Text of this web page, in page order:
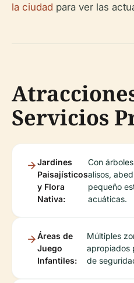
la ciudad para ver las
Servicios
Jardines
Paisajísticos
y Flora
Nativa:
Con
alisos,
pequeño
acuáticas.
Áreas de
Juego
Infantiles:
Múltiples
apropiados
de